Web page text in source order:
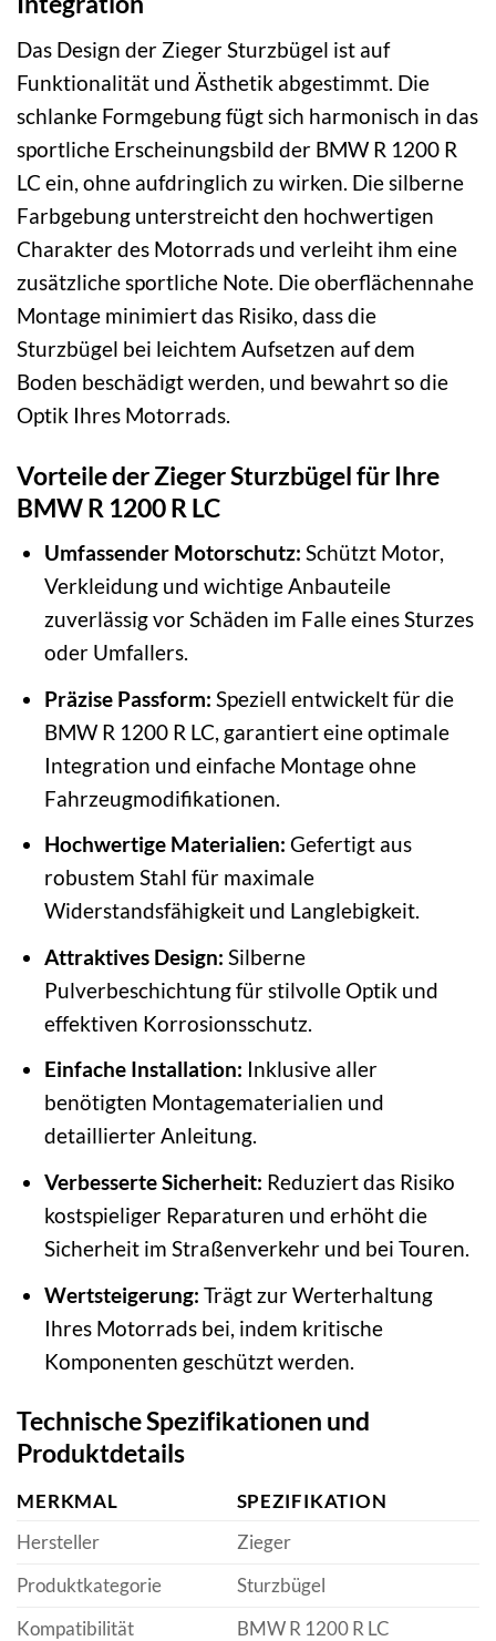
Das Design der Zieger Sturzbügel ist auf
Funktionalität und Ästhetik abgestimmt. Die
schlanke Formgebung fügt sich harmonisch in das
sportliche Erscheinungsbild der BMW R 1200 R
LC ein, ohne aufdringlich zu wirken. Die silberne
Farbgebung unterstreicht den hochwertigen
Charakter des Motorrads und verleiht ihm eine
zusätzliche sportliche Note. Die oberflächennahe
Montage minimiert das Risiko, dass die
Sturzbügel bei leichtem Aufsetzen auf dem
Boden beschädigt werden, und bewahrt so die
Optik Ihres Motorrads.
Vorteile der Zieger Sturzbügel für Ihre
BMW R 1200 R LC
Umfassender Motorschutz: Schützt Motor,
Verkleidung und wichtige Anbauteile
zuverlässig vor Schäden im Falle eines Sturzes
oder Umfallers.
Präzise Passform: Speziell entwickelt für die
BMW R 1200 R LC, garantiert eine optimale
Integration und einfache Montage ohne
Fahrzeugmodifikationen.
Hochwertige Materialien: Gefertigt aus
robustem Stahl für maximale
Widerstandsfähigkeit und Langlebigkeit.
Attraktives Design: Silberne
Pulverbeschichtung für stilvolle Optik und
effektiven Korrosionsschutz.
Einfache Installation: Inklusive aller
benötigten Montagematerialien und
detaillierter Anleitung.
Verbesserte Sicherheit: Reduziert das Risiko
kostspieliger Reparaturen und erhöht die
Sicherheit im Straßenverkehr und bei Touren.
Wertsteigerung: Trägt zur Werterhaltung
Ihres Motorrads bei, indem kritische
Komponenten geschützt werden.
Technische Spezifikationen und
Produktdetails
MERKMAL
SPEZIFIKATION
Hersteller
Zieger
Produktkategorie
Sturzbügel
Kompatibilität
BMW R 1200 R LC